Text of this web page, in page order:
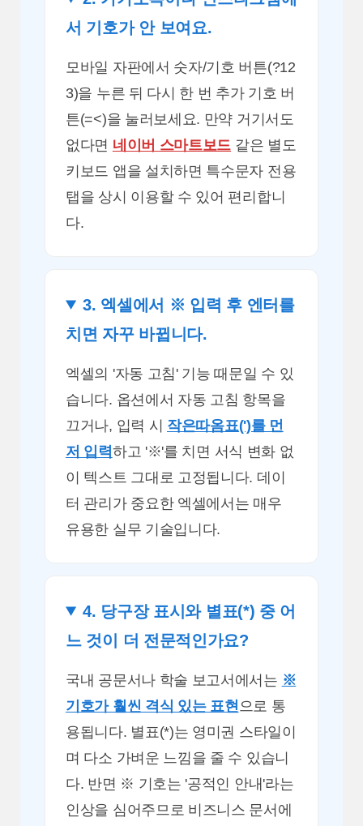
서 기호가 안 보여요.
모바일 자판에서 숫자/기호 버튼(?12
3)을 누른 뒤 다시 한 번 추가 기호 버
튼(=<)을 눌러보세요. 만약 거기서도
없다면 네이버 스마트보드 같은 별도
키보드 앱을 설치하면 특수문자 전용
탭을 상시 이용할 수 있어 편리합니
다.
3. 엑셀에서 ※ 입력 후 엔터를
치면 자꾸 바뀝니다.
엑셀의 '자동 고침' 기능 때문일 수 있
습니다. 옵션에서 자동 고침 항목을
끄거나, 입력 시 작은따옴표(')를 먼
저 입력하고 '※'를 치면 서식 변화 없
이 텍스트 그대로 고정됩니다. 데이
터 관리가 중요한 엑셀에서는 매우
유용한 실무 기술입니다.
4. 당구장 표시와 별표(*) 중 어
느 것이 더 전문적인가요?
국내 공문서나 학술 보고서에서는 ※
기호가 훨씬 격식 있는 표현 으로 통
용됩니다. 별표(*)는 영미권 스타일이
며 다소 가벼운 느낌을 줄 수 있습니
다. 반면 ※ 기호는 '공적인 안내'라는
인상을 심어주므로 비즈니스 문서에